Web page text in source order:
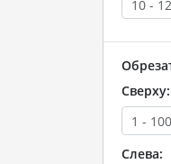
Сверху:
Слева: